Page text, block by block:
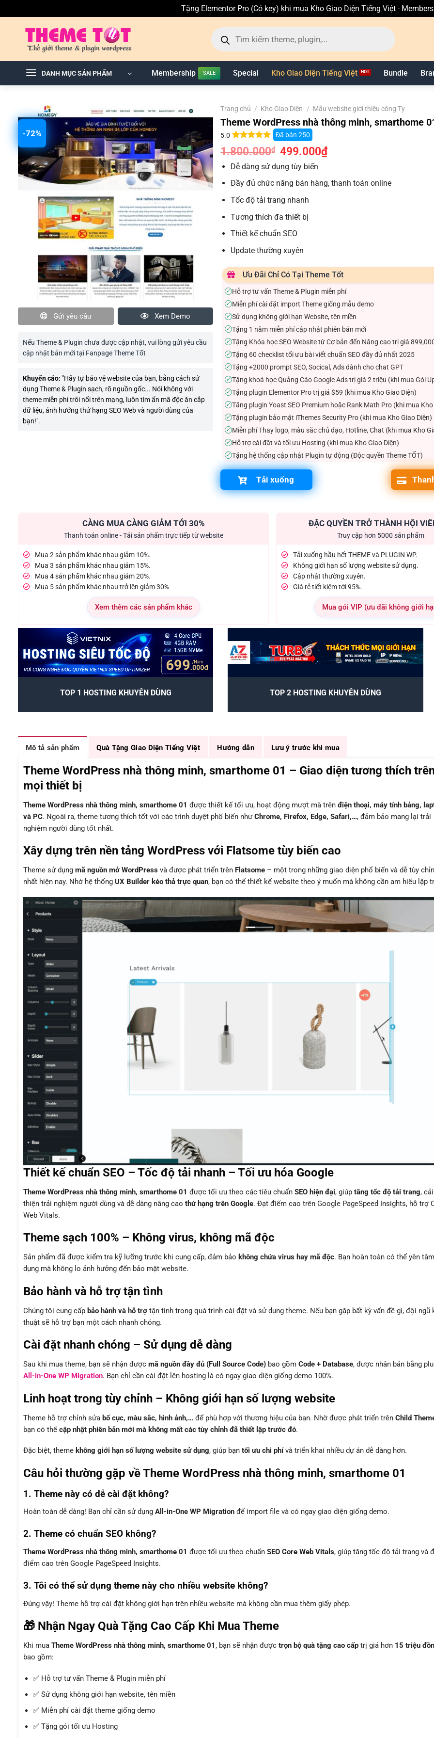
Tặng Elementor Pro (Có key) khi mua Kho Giao Diện Tiếng Việt -
Tìm
kiếm
sản
phẩm
DANH MỤC SẢN PHẨM Membership Special Kho Giao Diện Tiếng Việt Bundle
-72%
Gửi yêu cầu Xem Demo
Nếu Theme & Plugin chưa được cập nhật, vui lòng gửi yêu cầu
cập nhật bản mới tại Fanpage Theme Tốt
Khuyến cáo: "Hãy tự bảo vệ website của bạn, bằng cách sử
dụng Theme & Plugin sạch, rõ nguồn gốc... Nói không với
theme miễn phí trôi nổi trên mạng, luôn tìm ẩn mã độc ăn cắp
dữ liệu, ảnh hưởng thứ hạng SEO Web và người dùng của
bạn!".
Trang chủ / Kho Giao Diện / Mẫu website giới thiệu công Ty
Theme WordPress nhà thông minh, smarthome
5.0
5.0 trên 5
dựa trên
12
đánh giá
Đã bán250
1.800.000₫
Giá
gốc
1.800.000₫.
499.000₫Giá
Dễ dàng sử dụng tùy biến
Đầy đủ chức năng bán hàng, thanh toán online
Tốc độ tải trang nhanh
Tương thích đa thiết bị
Thiết kế chuẩn SEO
Update thường xuyên
Ưu Đãi Chỉ Có Tại Theme Tốt
✓Hỗ trợ tư vấn Theme & Plugin miễn phí
✓Miễn phí cài đặt import Theme giống mẫu demo
✓Sử dụng không giới hạn Website, tên miền
✓Tặng 1 năm miễn phí cập nhật phiên bản mới
✓Tặng Khóa học SEO Website từ Cơ bản đến Nâng cao trị giá
✓Tặng 60 checklist tối ưu bài viết chuẩn SEO đầy đủ nhất 2025
✓Tặng +2000 prompt SEO, Socical, Ads dành cho chat GPT
✓Tặng khoá học Quảng Cáo Google Ads trị giá 2 triệu (khi mua Gói
✓Tặng plugin Elementor Pro trị giá $59 (khi mua Kho Giao Diện)
✓Tăng plugin Yoast SEO Premium hoặc Rank Math Pro (khi mua Kho
✓Tặng plugin bảo mật iThemes Security Pro (khi mua Kho Giao Diện)
✓Miễn phí Thay logo, màu sắc chủ đạo, Hotline, Chat (khi mua Kho
✓Hỗ trợ cài đặt và tối ưu Hosting (khi mua Kho Giao Diện)
✓Tặng hệ thống cập nhật Plugin tự động (Độc quyền Theme TỐT)
Tải xuống
CÀNG MUA CÀNG GIẢM TỚI 30%
Thanh toán online - Tải sản phẩm trực tiếp từ website
Mua 2 sản phẩm khác nhau giảm 10%.
Mua 3 sản phẩm khác nhau giảm 15%.
Mua 4 sản phẩm khác nhau giảm 20%.
Mua 5 sản phẩm khác nhau trở lên giảm 30%
Xem thêm các sản phẩm khác
ĐẶC QUYỀN TRỞ THÀNH HỘI
Truy cập hơn 5000 sản phẩm
Tải xuống hầu hết THEME và PLUGIN WP.
Không giới hạn số lượng website sử dụng.
Cập nhật thường xuyên.
Giá rẻ tiết kiệm tới 95%.
Mua gói VIP (ưu đãi không giới
TOP 1 HOSTING KHUYÊN DÙNG TOP 2 HOSTING KHUYÊN DÙNG
Mô tả sản phẩm Quà Tặng Giao Diện Tiếng Việt Hướng dẫn Lưu ý trước khi mua
Theme WordPress nhà thông minh, smarthome 01 – Giao diện tương thích
mọi thiết bị
Theme WordPress nhà thông minh, smarthome 01 được thiết kế tối ưu, hoạt động mượt mà trên điện thoại, máy tính bảng,
và PC. Ngoài ra, theme tương thích tốt với các trình duyệt phổ biến nhưChrome, Firefox, Edge, Safari,…, đảm bảo mang lại trải
nghiệm người dùng tốt nhất.
Xây dựng trên nền tảng WordPress với Flatsome tùy biến cao
Theme sử dụng mã nguồn mở WordPress và được phát triển trên Flatsome – một trong những giao diện phổ biến và dễ tùy
nhất hiện nay. Nhờ hệ thống UX Builder kéo thả trực quan, bạn có thể thiết kế website theo ý muốn mà không cần am hiểu lập
Thiết kế chuẩn SEO – Tốc độ tải nhanh – Tối ưu hóa Google
Theme WordPress nhà thông minh, smarthome 01 được tối ưu theo các tiêu chuẩn SEO hiện đại, giúp tăng tốc độ tải trang, cải
thiện trải nghiệm người dùng và dễ dàng nâng cao thứ hạng trên Google. Đạt điểm cao trên Google PageSpeed Insights, hỗ trợ
Web Vitals.
Theme sạch 100% – Không virus, không mã độc
Sản phẩm đã được kiểm tra kỹ lưỡng trước khi cung cấp, đảm bảo không chứa virus hay mã độc. Bạn hoàn toàn có thể yên
dụng mà không lo ảnh hưởng đến bảo mật website.
Bảo hành và hỗ trợ tận tình
Chúng tôi cung cấp bảo hành và hỗ trợ tận tình trong quá trình cài đặt và sử dụng theme. Nếu bạn gặp bất kỳ vấn đề gì, đội ngũ
thuật sẽ hỗ trợ bạn một cách nhanh chóng.
Cài đặt nhanh chóng – Sử dụng dễ dàng
Sau khi mua theme, bạn sẽ nhận được mã nguồn đầy đủ (Full Source Code) bao gồm Code + Database, được nhân bản bằng
All-in-One WP Migration. Bạn chỉ cần cài đặt lên hosting là có ngay giao diện giống demo 100%.
Linh hoạt trong tùy chỉnh – Không giới hạn số lượng website
Theme hỗ trợ chỉnh sửa bố cục, màu sắc, hình ảnh,… để phù hợp với thương hiệu của bạn. Nhờ được phát triển trên Child
bạn có thể cập nhật phiên bản mới mà không mất các tùy chỉnh đã thiết lập trước đó.
Đặc biệt, theme không giới hạn số lượng website sử dụng, giúp bạn tối ưu chi phívà triển khai nhiều dự án dễ dàng hơn.
Câu hỏi thường gặp về Theme WordPress nhà thông minh, smarthome 01
1. Theme này có dễ cài đặt không?
Hoàn toàn dễ dàng! Bạn chỉ cần sử dụng All-in-One WP Migration để import file và có ngay giao diện giống demo.
2. Theme có chuẩn SEO không?
Theme WordPress nhà thông minh, smarthome 01 được tối ưu theo chuẩn SEO Core Web Vitals, giúp tăng tốc độ tải trang và
điểm cao trên Google PageSpeed Insights.
3. Tôi có thể sử dụng theme này cho nhiều website không?
Đúng vậy! Theme hỗ trợ cài đặt không giới hạn trên nhiều website mà không cần mua thêm giấy phép.
🎁 Nhận Ngay Quà Tặng Cao Cấp Khi Mua Theme
Khi mua Theme WordPress nhà thông minh, smarthome 01 , bạn sẽ nhận được trọn bộ quà tặng cao cấp trị giá hơn 15 triệu
bao gồm:
✅ Hỗ trợ tư vấn Theme & Plugin miễn phí
✅ Sử dụng không giới hạn website, tên miền
✅ Miễn phí cài đặt theme giống demo
✅ Tặng gói tối ưu Hosting